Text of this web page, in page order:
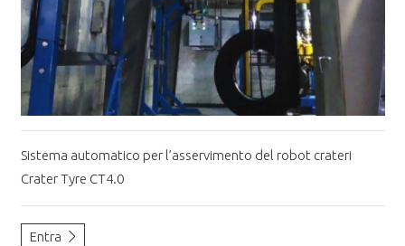
Sistema automatico per l’asservimento del robot crateri
Crater Tyre CT4.0
Entra